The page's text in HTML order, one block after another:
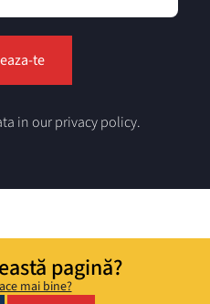
in our privacy policy.
pagină?
mai bine?